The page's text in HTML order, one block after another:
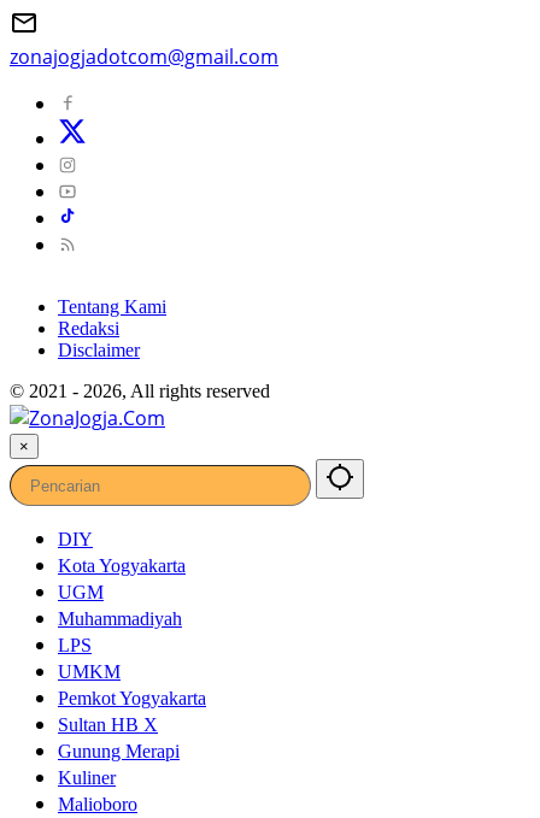
zonajogjadotcom@gmail.com
Tentang Kami
Redaksi
Disclaimer
© 2021 - 2026, All rights reserved
×
DIY
Kota Yogyakarta
UGM
Muhammadiyah
LPS
UMKM
Pemkot Yogyakarta
Sultan HB X
Gunung Merapi
Kuliner
Malioboro